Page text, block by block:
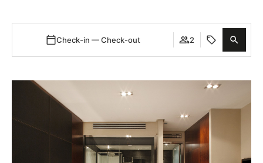
Check-in — Check-out 2